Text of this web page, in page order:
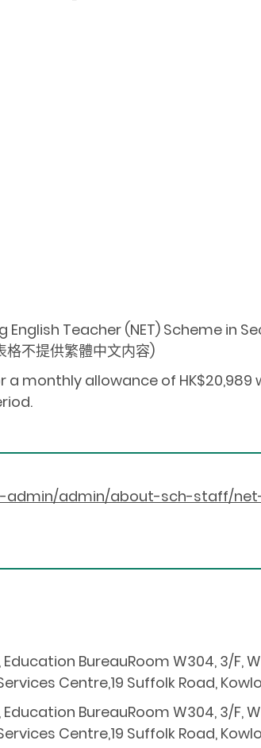
English Teacher (NET) Scheme in
不提供繁體中文内容)
a monthly allowance of HK$20,989
admin/admin/about-sch-staff/
BureauRoom W304, 3/F,
Centre,19 Suffolk Road,
BureauRoom W304, 3/F,
Centre,19 Suffolk Road,